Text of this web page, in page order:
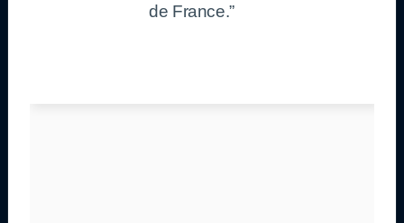
de France.”